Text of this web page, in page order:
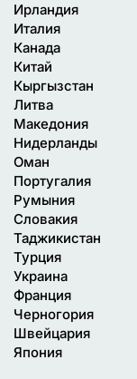
Ирландия
Италия
Канада
Китай
Кыргызстан
Литва
Македония
Нидерланды
Оман
Португалия
Румыния
Словакия
Таджикистан
Турция
Украина
Франция
Черногория
Швейцария
Япония